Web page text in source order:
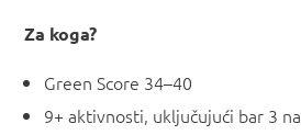
Za koga?
Green Score 34–40
9+ aktivnosti, uključujući bar 3